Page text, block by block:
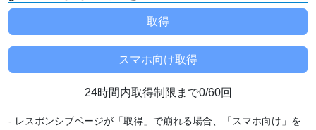
24時間内取得制限まで0/60回
- レスポンシブページが「取得」で崩れる場合、「スマホ向け」を